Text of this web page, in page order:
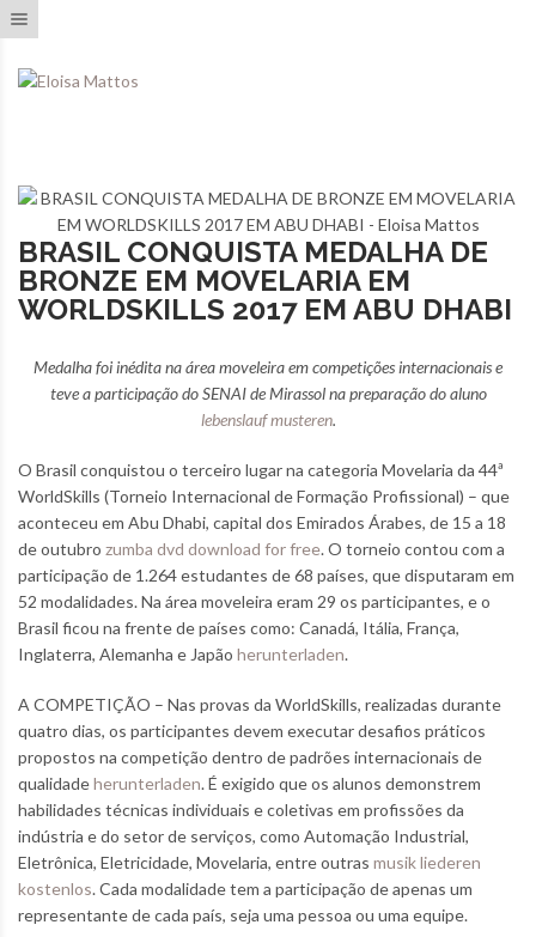
BRASIL CONQUISTA MEDALHA DE
BRONZE EM MOVELARIA EM
WORLDSKILLS 2017 EM ABU DHABI
Medalha foi inédita na área moveleira em competições internacionais e
teve a participação do SENAI de Mirassol na preparação do aluno
lebenslauf musteren.
O Brasil conquistou o terceiro lugar na categoria Movelaria da 44ª
WorldSkills (Torneio Internacional de Formação Profissional) – que
aconteceu em Abu Dhabi, capital dos Emirados Árabes, de 15 a 18
de outubro zumba dvd download for free. O torneio contou com a
participação de 1.264 estudantes de 68 países, que disputaram em
52 modalidades. Na área moveleira eram 29 os participantes, e o
Brasil ficou na frente de países como: Canadá, Itália, França,
Inglaterra, Alemanha e Japão herunterladen.
A COMPETIÇÃO – Nas provas da WorldSkills, realizadas durante
quatro dias, os participantes devem executar desafios práticos
propostos na competição dentro de padrões internacionais de
qualidadeherunterladen. É exigido que os alunos demonstrem
habilidades técnicas individuais e coletivas em profissões da
indústria e do setor de serviços, como Automação Industrial,
Eletrônica, Eletricidade, Movelaria, entre outras musik liederen
kostenlos. Cada modalidade tem a participação de apenas um
representante de cada país, seja uma pessoa ou uma equipe.